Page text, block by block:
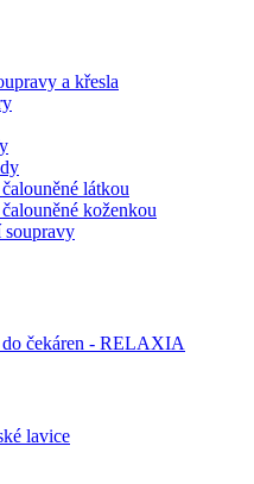
a křesla
látkou
koženkou
soupravy
čekáren - RELAXIA
lavice